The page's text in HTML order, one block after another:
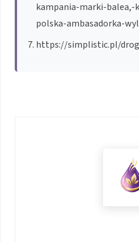
kampania-marki-
polska-ambasadorka-
https://simplistic.pl/